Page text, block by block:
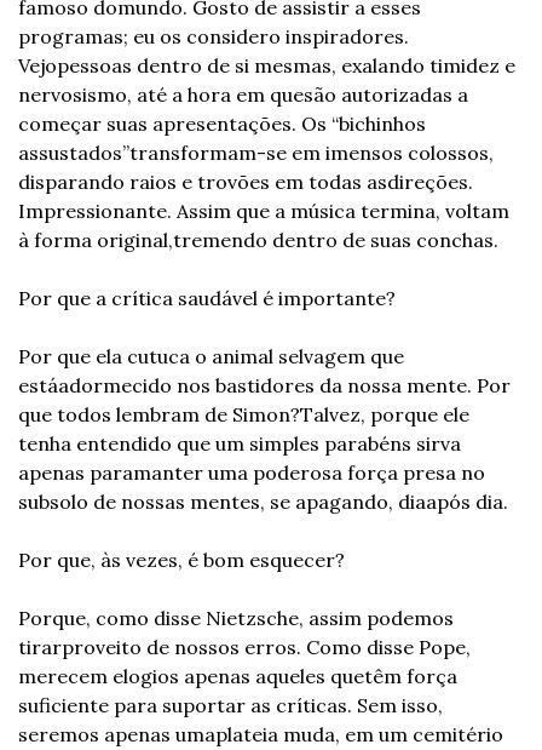
famoso domundo. Gosto de assistir a esses
programas; eu os considero inspiradores.
Vejopessoas dentro de si mesmas, exalando timidez e
nervosismo, até a hora em quesão autorizadas a
começar suas apresentações. Os “bichinhos
assustados”transformam-se em imensos colossos,
disparando raios e trovões em todas asdireções.
Impressionante. Assim que a música termina, voltam
à forma original,tremendo dentro de suas conchas.
Por que a crítica saudável é importante?
Por que ela cutuca o animal selvagem que
estáadormecido nos bastidores da nossa mente. Por
que todos lembram de Simon?Talvez, porque ele
tenha entendido que um simples parabéns sirva
apenas paramanter uma poderosa força presa no
subsolo de nossas mentes, se apagando, diaapós dia.
Por que, às vezes, é bom esquecer?
Porque, como disse Nietzsche, assim podemos
tirarproveito de nossos erros. Como disse Pope,
merecem elogios apenas aqueles quetêm força
suficiente para suportar as críticas. Sem isso,
seremos apenas umaplateia muda, em um cemitério